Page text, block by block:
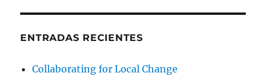
ENTRADAS RECIENTES
Collaborating for Local Change